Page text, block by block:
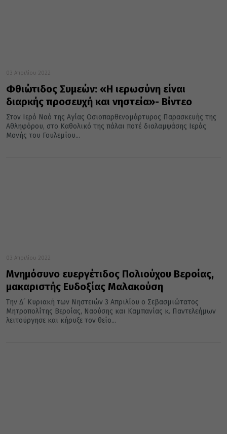
03 Απριλίου 2022
Φθιώτιδος Συμεών: «Η ιερωσύνη είναι
διαρκής προσευχή και νηστεία»- Βίντεο
Στον Ιερό Ναό της Αγίας Οσιοπαρθενομάρτυρος Παρασκευής της
Αθληφόρου, στο Καθολικό της πάλαι ποτέ διαλαμψάσης Ιεράς
Μονής του Γουλεμίου...
03 Απριλίου 2022
Μνημόσυνο ευεργέτιδος Πολιούχου Βεροίας,
μακαριστής Ευδοξίας Μαλακούση
Την Δ´ Κυριακή των Νηστειών 3 Απριλίου ο Σεβασμιώτατος
Μητροπολίτης Βεροίας, Ναούσης και Καμπανίας κ. Παντελεήμων
λειτούργησε και κήρυξε τον θείο...